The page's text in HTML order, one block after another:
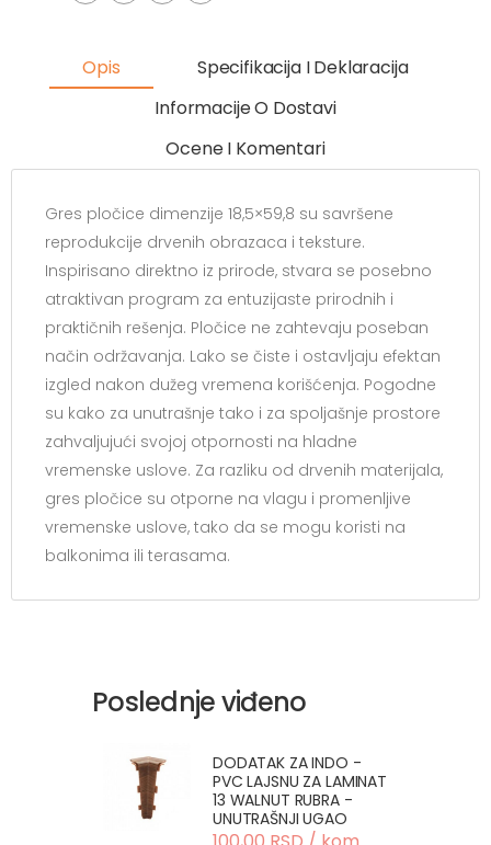
Opis
Specifikacija I Deklaracija
Informacije O Dostavi
Ocene I Komentari
Gres pločice dimenzije 18,5×59,8 su savršene
reprodukcije drvenih obrazaca i teksture.
Inspirisano direktno iz prirode, stvara se posebno
atraktivan program za entuzijaste prirodnih i
praktičnih rešenja. Pločice ne zahtevaju poseban
način održavanja. Lako se čiste i ostavljaju efektan
izgled nakon dužeg vremena korišćenja. Pogodne
su kako za unutrašnje tako i za spoljašnje prostore
zahvaljujući svojoj otpornosti na hladne
vremenske uslove. Za razliku od drvenih materijala,
gres pločice su otporne na vlagu i promenljive
vremenske uslove, tako da se mogu koristi na
balkonima ili terasama.
Poslednje viđeno
DODATAK ZA INDO -
PVC LAJSNU ZA LAMINAT
13 WALNUT RUBRA -
UNUTRAŠNJI UGAO